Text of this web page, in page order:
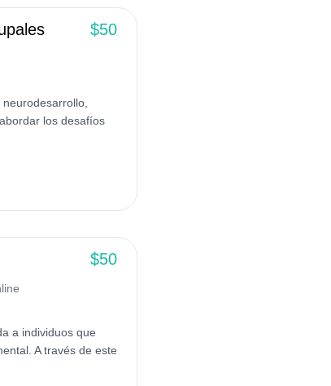
$50
los desafíos
$50
a individuos que
A través de este